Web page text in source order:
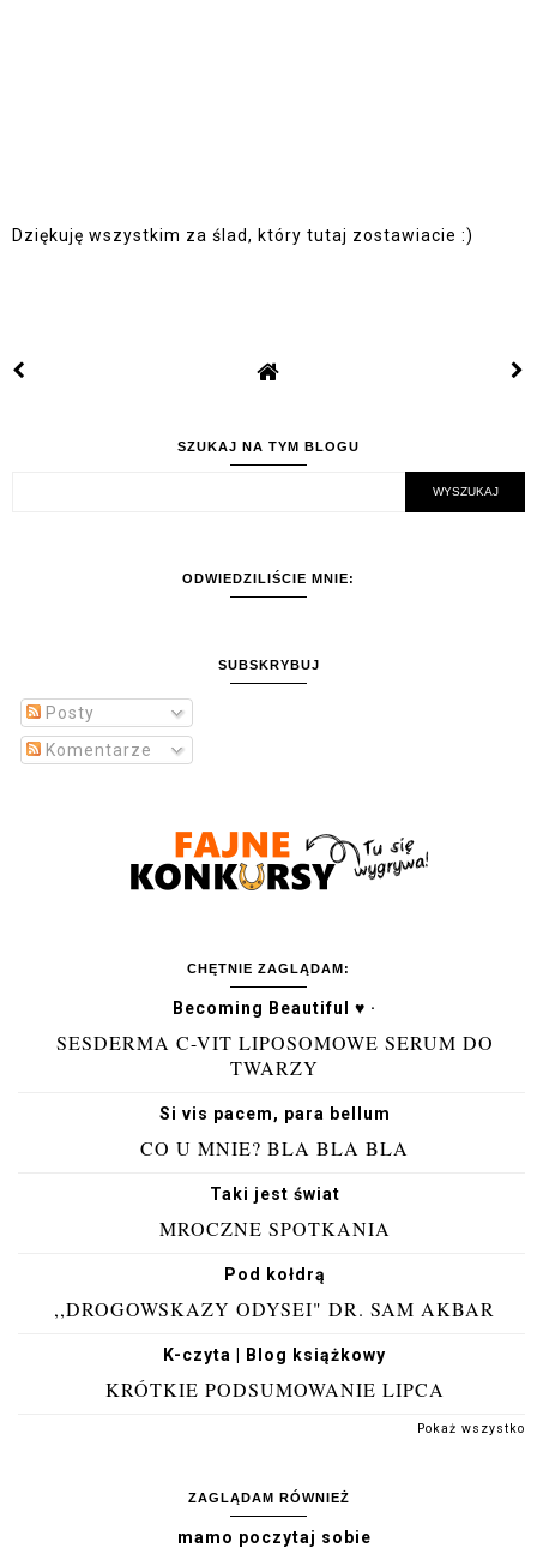
Dziękuję wszystkim za ślad, który tutaj zostawiacie :)
SZUKAJ NA TYM BLOGU
ODWIEDZILIŚCIE MNIE:
SUBSKRYBUJ
Posty
Komentarze
CHĘTNIE ZAGLĄDAM:
Becoming Beautiful ♥ ·
SESDERMA C-VIT LIPOSOMOWE SERUM DO
TWARZY
Si vis pacem, para bellum
CO U MNIE? BLA BLA BLA
Taki jest świat
MROCZNE SPOTKANIA
Pod kołdrą
,,DROGOWSKAZY ODYSEI" DR. SAM AKBAR
K-czyta | Blog książkowy
KRÓTKIE PODSUMOWANIE LIPCA
Pokaż wszystko
ZAGLĄDAM RÓWNIEŻ
mamo poczytaj sobie